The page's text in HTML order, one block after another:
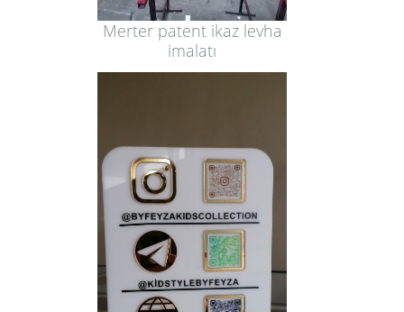
Merter patent ikaz levha
imalatı